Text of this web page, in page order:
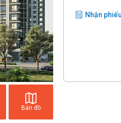
Bản đồ
Nhận